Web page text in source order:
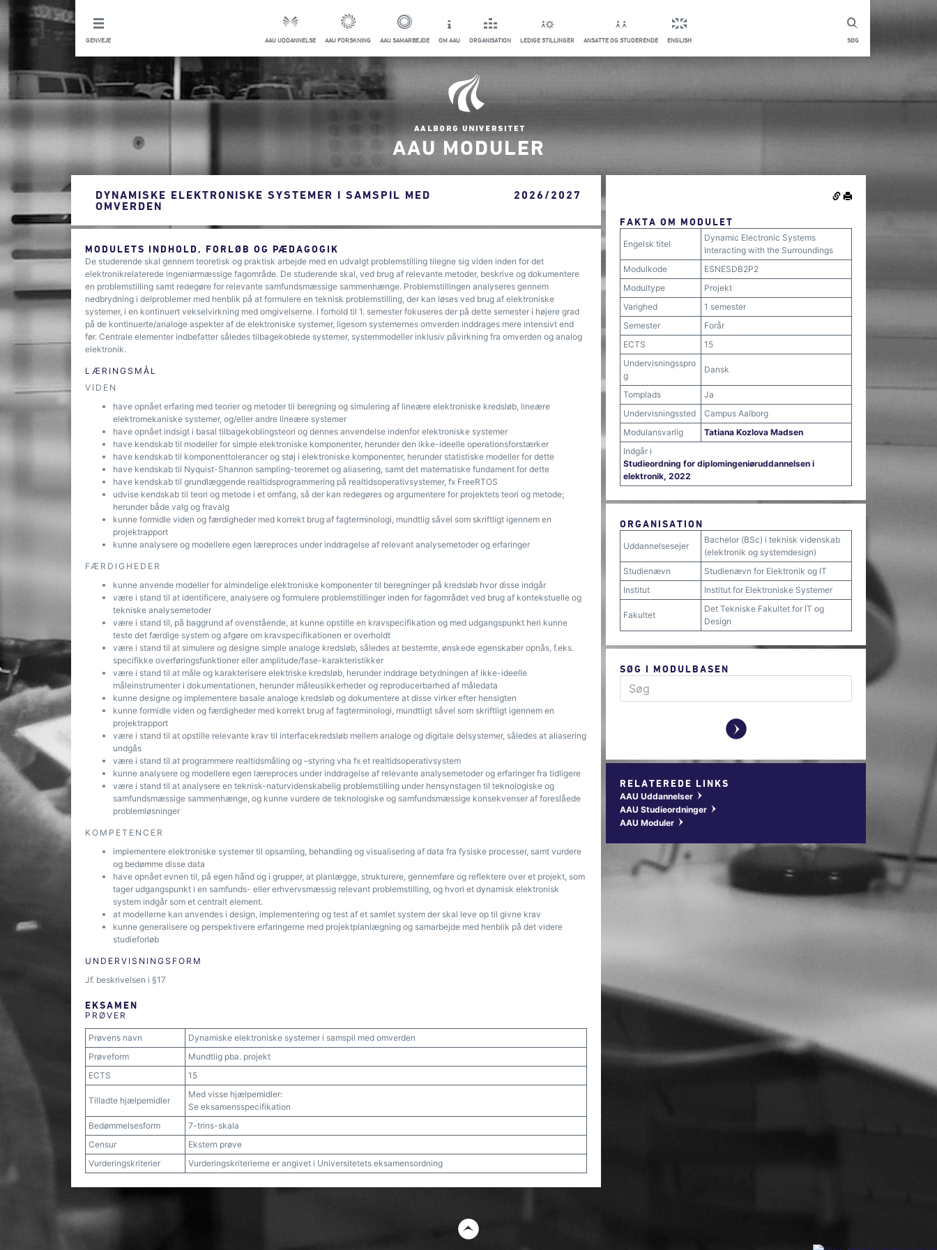
SØG
GENVEJE AAU UDDANNELSE AAU FORSKNING AAU SAMARBEJDE OM AAU ORGANISATION LEDIGE STILLINGER ANSATTE OG STUDERENDE ENGLISH
AAU MODULER
DYNAMISKE ELEKTRONISKE SYSTEMER I SAMSPIL MED
OMVERDEN
2026/2027
MODULETS INDHOLD, FORLØB OG PÆDAGOGIK
De studerende skal gennem teoretisk og praktisk arbejde med en udvalgt problemstilling tilegne sig viden inden for det
elektronikrelaterede ingeniørmæssige fagområde. De studerende skal, ved brug af relevante metoder, beskrive og dokumentere
en problemstilling samt redegøre for relevante samfundsmæssige sammenhænge. Problemstillingen analyseres gennem
nedbrydning i delproblemer med henblik på at formulere en teknisk problemstilling, der kan løses ved brug af elektroniske
systemer, i en kontinuert vekselvirkning med omgivelserne. I forhold til 1. semester fokuseres der på dette semester i højere grad
på de kontinuerte/analoge aspekter af de elektroniske systemer, ligesom systemernes omverden inddrages mere intensivt end
før. Centrale elementer indbefatter således tilbagekoblede systemer, systemmodeller inklusiv påvirkning fra omverden og analog
elektronik.
LÆRINGSMÅL
VIDEN
have opnået erfaring med teorier og metoder til beregning og simulering af lineære elektroniske kredsløb, lineære
elektromekaniske systemer, og/eller andre lineære systemer
have opnået indsigt i basal tilbagekoblingsteori og dennes anvendelse indenfor elektroniske systemer
have kendskab til modeller for simple elektroniske komponenter, herunder den ikke-ideelle operationsforstærker
have kendskab til komponenttolerancer og støj i elektroniske komponenter, herunder statistiske modeller for dette
have kendskab til Nyquist-Shannon sampling-teoremet og aliasering, samt det matematiske fundament for dette
have kendskab til grundlæggende realtidsprogrammering på realtidsoperativsystemer, fx FreeRTOS
udvise kendskab til teori og metode i et omfang, så der kan redegøres og argumentere for projektets teori og metode;
herunder både valg og fravalg
kunne formidle viden og færdigheder med korrekt brug af fagterminologi, mundtlig såvel som skriftligt igennem en
projektrapport
kunne analysere og modellere egen læreproces under inddragelse af relevant analysemetoder og erfaringer
FÆRDIGHEDER
kunne anvende modeller for almindelige elektroniske komponenter til beregninger på kredsløb hvor disse indgår
være i stand til at identificere, analysere og formulere problemstillinger inden for fagområdet ved brug af kontekstuelle og
tekniske analysemetoder
være i stand til, på baggrund af ovenstående, at kunne opstille en kravspecifikation og med udgangspunkt heri kunne
teste det færdige system og afgøre om kravspecifikationen er overholdt
være i stand til at simulere og designe simple analoge kredsløb, således at bestemte, ønskede egenskaber opnås, f.eks.
specifikke overføringsfunktioner eller amplitude/fase-karakteristikker
være i stand til at måle og karakterisere elektriske kredsløb, herunder inddrage betydningen af ikke-ideelle
måleinstrumenter i dokumentationen, herunder måleusikkerheder og reproducerbarhed af måledata
kunne designe og implementere basale analoge kredsløb og dokumentere at disse virker efter hensigten
kunne formidle viden og færdigheder med korrekt brug af fagterminologi, mundtligt såvel som skriftligt igennem en
projektrapport
være i stand til at opstille relevante krav til interfacekredsløb mellem analoge og digitale delsystemer, således at aliasering
undgås
være i stand til at programmere realtidsmåling og –styring vha fx et realtidsoperativsystem
kunne analysere og modellere egen læreproces under inddragelse af relevante analysemetoder og erfaringer fra tidligere
være i stand til at analysere en teknisk-naturvidenskabelig problemstilling under hensynstagen til teknologiske og
samfundsmæssige sammenhænge, og kunne vurdere de teknologiske og samfundsmæssige konsekvenser af foreslåede
problemløsninger
KOMPETENCER
implementere elektroniske systemer til opsamling, behandling og visualisering af data fra fysiske processer, samt vurdere
og bedømme disse data
have opnået evnen til, på egen hånd og i grupper, at planlægge, strukturere, gennemføre og reflektere over et projekt, som
tager udgangspunkt i en samfunds- eller erhvervsmæssig relevant problemstilling, og hvori et dynamisk elektronisk
system indgår som et centralt element.
at modellerne kan anvendes i design, implementering og test af et samlet system der skal leve op til givne krav
kunne generalisere og perspektivere erfaringerne med projektplanlægning og samarbejde med henblik på det videre
studieforløb
UNDERVISNINGSFORM
Jf. beskrivelsen i §17
EKSAMEN
PRØVER
Prøvens navn
Dynamiske elektroniske systemer i samspil med omverden
Prøveform
Mundtlig pba. projekt
ECTS
15
Tilladte hjælpemidler
Med visse hjælpemidler:
Se eksamensspecifikation
Bedømmelsesform
7-trins-skala
Censur
Ekstern prøve
Vurderingskriterier
Vurderingskriterierne er angivet i Universitetets eksamensordning
FAKTA OM MODULET
Engelsk titel
Dynamic Electronic Systems
Interacting with the Surroundings
Modulkode
ESNESDB2P2
Modultype
Projekt
Varighed
1 semester
Semester
Forår
ECTS
15
Undervisningsspro
g
Dansk
Tomplads
Ja
Undervisningssted
Campus Aalborg
Modulansvarlig
Tatiana Kozlova Madsen
Indgår i
Studieordning for diplomingeniøruddannelsen i
elektronik, 2022
ORGANISATION
Uddannelsesejer
Bachelor (BSc) i teknisk videnskab
(elektronik og systemdesign)
Studienævn
Studienævn for Elektronik og IT
Institut
Institut for Elektroniske Systemer
Fakultet
Det Tekniske Fakultet for IT og
Design
SØG I MODULBASEN
y
RELATEREDE LINKS
AAU Uddannelser w
AAU Studieordninger w
AAU Moduler w
t